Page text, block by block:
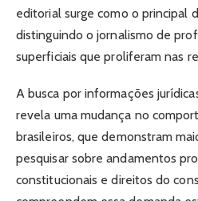
editorial surge como o principal
distinguindo o jornalismo de
superficiais que proliferam nas
A busca por informações
revela uma mudança no
brasileiros, que demonstram
pesquisar sobre andamentos
constitucionais e direitos do